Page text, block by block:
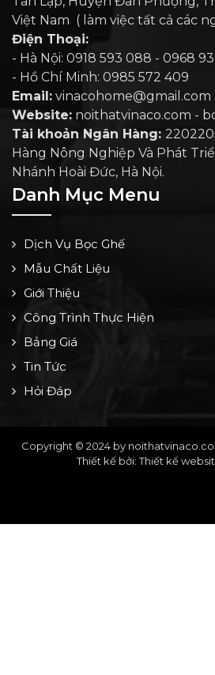
Việt Nam ( làm việc tất cả các
Điện Thoại:
- Hà Nội: 0918 593 088 - 0968
- Hồ Chí Minh: 0985 572 409
Email: vinacohome@gmail.com
Website: noithatvinaco.com -
Tài khoản Ngân Hàng:
Hàng Nông Nghiệp Và Phát
Nhánh Hoài Đức, Hà Nội.
Danh Mục Menu
Dịch Vụ Bọc Ghế
Mẫu Chất Liệu
Giới Thiệu
Công Trình Thực Hiện
Bảng Giá
Tin Tức
Hỏi Đáp
Copyright © 2024 by
Thiết kế bởi: Thiết kế